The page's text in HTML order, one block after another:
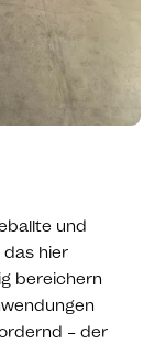
und
das hier
bereichern
– der